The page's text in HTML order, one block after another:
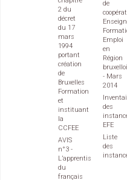
2 du
décret
du 17
mars
1994
portant
création
de
Bruxelles
Formation
et
instituant
la
CCFEE
AVIS
n°3 -
L’apprentissage
du
français
de
Emploi
en
Région
- Mars
2014
des
EFE
Liste
des